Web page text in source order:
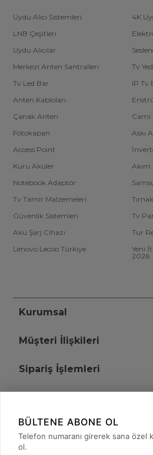
Uydu Alıcı Sistemleri
4K
LNB Çeşitleri
Uydu Alıcılar
Merkezi Anten Santralleri
Tv
Tv Led Bar
IP Tv
Anten Kabloları
Çanak Anten
Cami
Fotokapan
Askı
Access Point
Kuru Aküler
Akım
Notebook Adaptör
Tv Tamir Malzemeleri
Güvenlik Sistemleri
Tv
Akü Şarj Cihazı
Tur
Lenovo Lecoo Türkiye
Yeni
2026
Kurumsal
Müşteri İlişkileri
Sipariş İşlemleri
+90 (850) 473
BÜLTENE ABONE OL
Telefon numaranı girerek sana özel
ol.